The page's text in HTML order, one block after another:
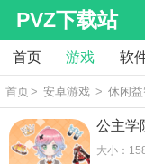
PVZ下载站
首页 游戏 软
首页> 安卓游戏 > 休闲益
公主学
大小：